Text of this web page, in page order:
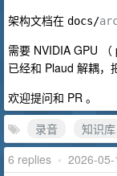
架构文档在 docs/
需要 NVIDIA GPU
已经和 Plaud 解耦，
欢迎提问和 PR 。
录音
知识库
6 replies • 2026-